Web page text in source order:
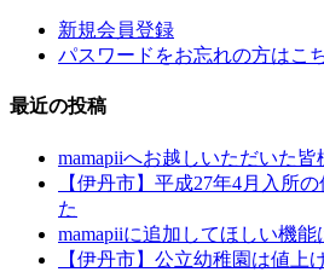
新規会員登録
パスワードをお忘れの方はこ
最近の投稿
mamapiiへお越しいただいた皆
【伊丹市】平成27年4月入所
た
mamapiiに追加してほしい機能
【伊丹市】公立幼稚園は値上